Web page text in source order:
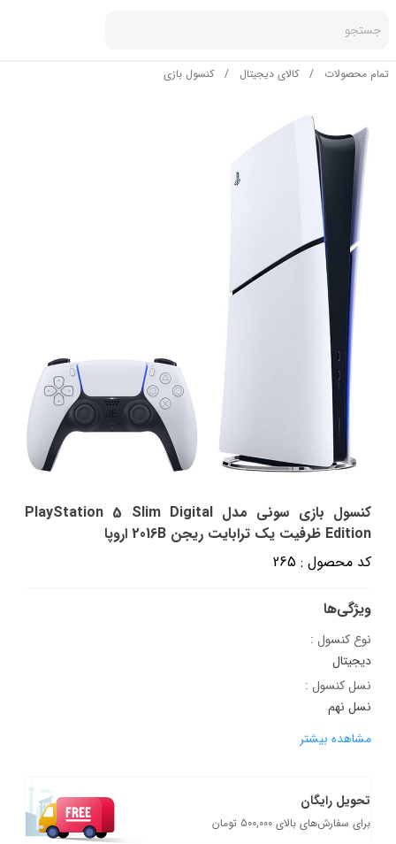
جستجو
تمام محصولات / کالای دیجیتال / کنسول بازی
کنسول بازی سونی مدل PlayStation 5 Slim Digital
Edition ظرفیت یک ترابایت ریجن 2016B اروپا
کد محصول : 265
ویژگی‌ها
نوع کنسول :
دیجیتال
نسل کنسول :
نسل نهم
مشاهده بیشتر
تحویل رایگان
برای سفارش‌های بالای 500,000 تومان